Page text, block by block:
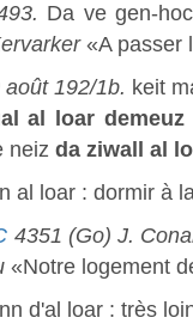
Da ve gen-
«A passer
août 192/1b. keit
al loar demeuz
neiz da ziwall al
al loar : dormir à
4351 (Go) J.
«Notre logement
d'al loar : très